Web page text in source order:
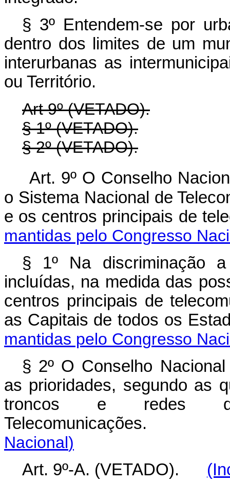
§ 3º Entendem-se por
dentro dos limites de um
interurbanas as
ou Território.
Art 9º (VETADO).
§ 1º (VETADO).
§ 2º (VETADO).
Art. 9º O Conselho
o Sistema Nacional de
e os centros
mantidas pelo Congresso
§ 1º Na discriminação
incluídas, na medida das
centros principais de
as Capitais de todos
mantidas pelo Congresso
§ 2º O Conselho
as prioridades, segundo as
troncos e redes
Telecomunicações.
Nacional)
Art. 9º-A. (VETADO).